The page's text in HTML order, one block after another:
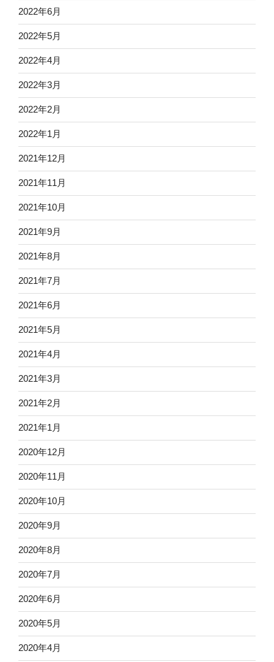
2022年6月
2022年5月
2022年4月
2022年3月
2022年2月
2022年1月
2021年12月
2021年11月
2021年10月
2021年9月
2021年8月
2021年7月
2021年6月
2021年5月
2021年4月
2021年3月
2021年2月
2021年1月
2020年12月
2020年11月
2020年10月
2020年9月
2020年8月
2020年7月
2020年6月
2020年5月
2020年4月